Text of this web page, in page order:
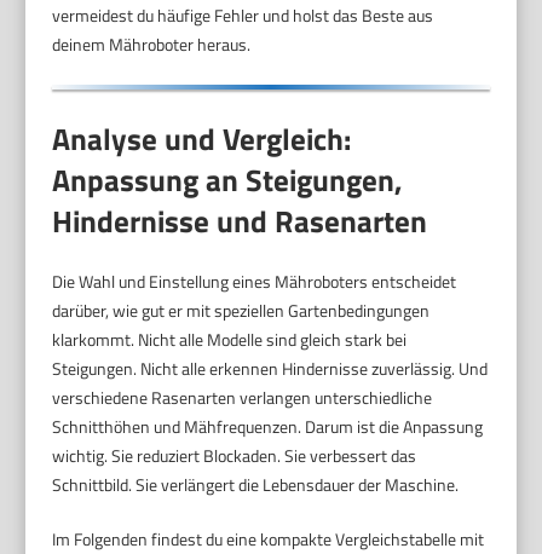
vermeidest du häufige Fehler und holst das Beste aus
deinem Mähroboter heraus.
Analyse und Vergleich:
Anpassung an Steigungen,
Hindernisse und Rasenarten
Die Wahl und Einstellung eines Mähroboters entscheidet
darüber, wie gut er mit speziellen Gartenbedingungen
klarkommt. Nicht alle Modelle sind gleich stark bei
Steigungen. Nicht alle erkennen Hindernisse zuverlässig. Und
verschiedene Rasenarten verlangen unterschiedliche
Schnitthöhen und Mähfrequenzen. Darum ist die Anpassung
wichtig. Sie reduziert Blockaden. Sie verbessert das
Schnittbild. Sie verlängert die Lebensdauer der Maschine.
Im Folgenden findest du eine kompakte Vergleichstabelle mit